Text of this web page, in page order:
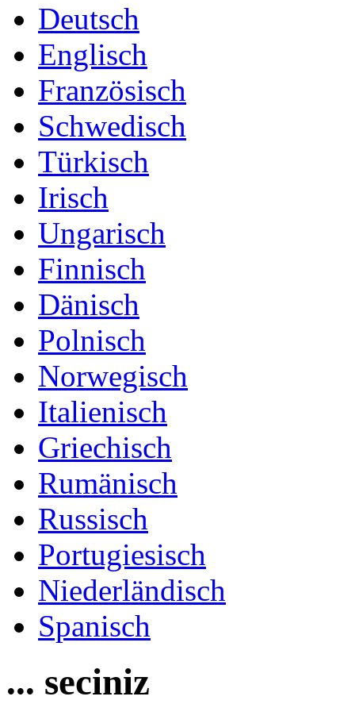
Deutsch
Englisch
Französisch
Schwedisch
Türkisch
Irisch
Ungarisch
Finnisch
Dänisch
Polnisch
Norwegisch
Italienisch
Griechisch
Rumänisch
Russisch
Portugiesisch
Niederländisch
Spanisch
... seciniz